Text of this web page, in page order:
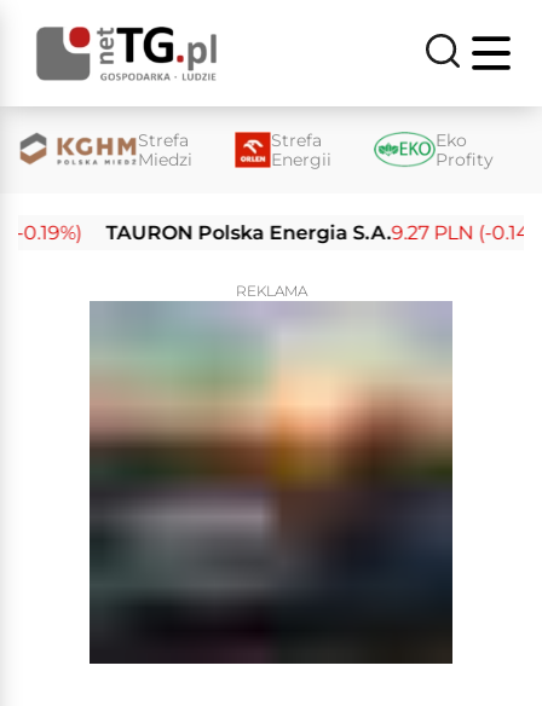
Strefa
Miedzi
Strefa
Energii
Eko
Profity
TAURON Polska Energia S.A.9.27 PLN (-0.14%)
REKLAMA